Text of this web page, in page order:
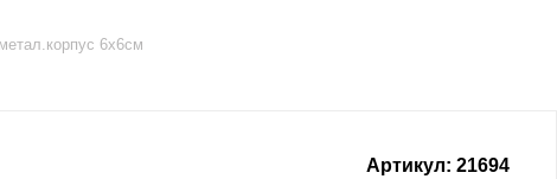
6х6см
Артикул: 21694